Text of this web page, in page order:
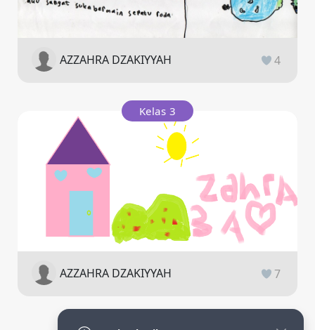
AZZAHRA DZAKIYYAH 4
Kelas 3
AZZAHRA DZAKIYYAH 7